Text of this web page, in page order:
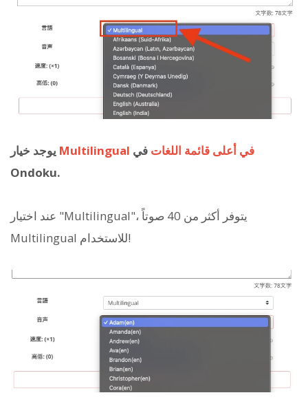
Multilingual في أعلى قائمة اللغات في
Ondoku.
عند اختيار "Multilingual"، يتوفر أكثر من 40 صوتاً
Multilingual للاستخدام!